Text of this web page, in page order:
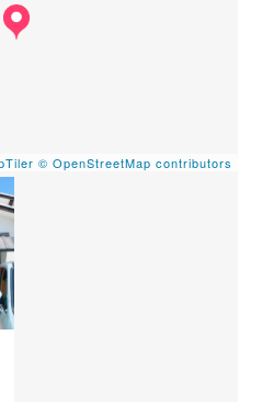
© OpenStreetMap contributors